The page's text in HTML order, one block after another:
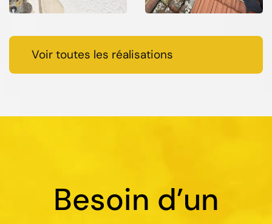
Voir toutes les réalisations
Besoin d’un